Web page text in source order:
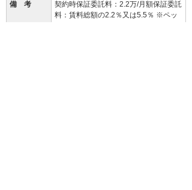
備 考
契約時保証委託料：2.2万/月額保証委託
料：賃料総額の2.2％又は5.5％ ※ペッ